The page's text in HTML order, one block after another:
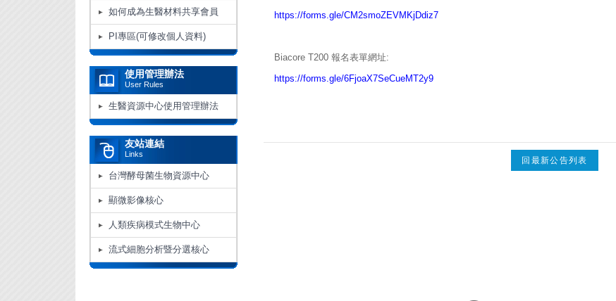
如何成為生醫材料共享會員
PI專區(可修改個人資料)
使用管理辦法
User Rules
生醫資源中心使用管理辦法
友站連結
Links
台灣酵母菌生物資源中心
顯微影像核心
人類疾病模式生物中心
流式細胞分析暨分選核心
https://forms.gle/CM2smoZEVMKjDdiz7
Biacore T200 報名表單網址:
https://forms.gle/6FjoaX7SeCueMT2y9
回最新公告列表